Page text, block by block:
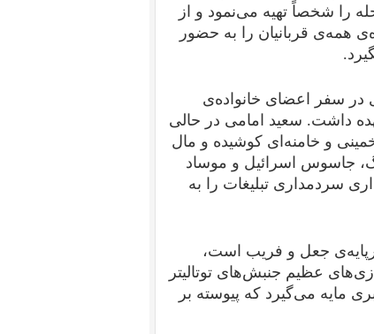
را شخصاً تهیه می‌نمود و از
همه‌ی قربانیان را به حضور
سفر اعضای خانواده‌‌ی
داشت. سعید امامی در حالی
و خامنه‌ای کوشیده و مال
جاسوس اسرائیل و موساد
سردمداری تبلیغات را به
برپایه‌ی جعل و فریب است،
عظیم جنبش‌های توتالیتر
مایه می‌گیرد که پیوسته بر